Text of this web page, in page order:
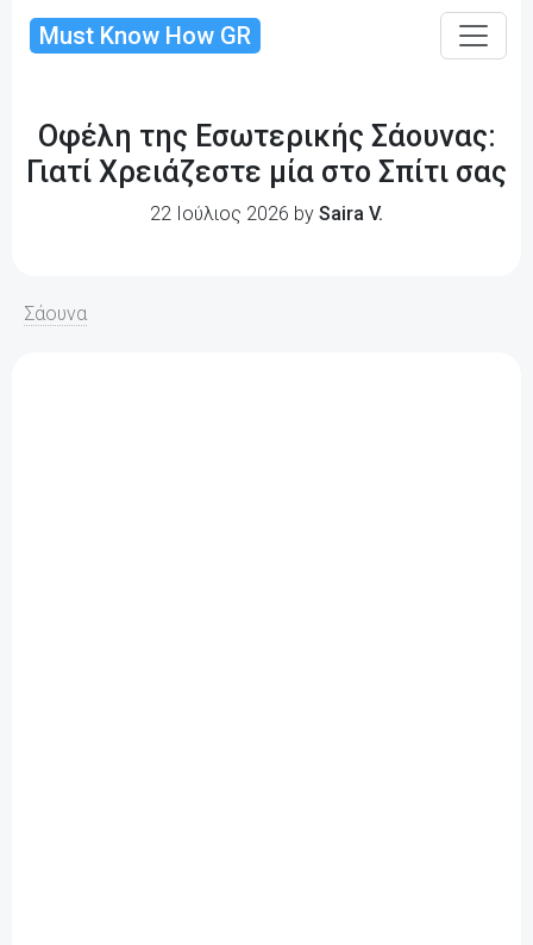
Must Know How GR
Οφέλη της Εσωτερικής Σάουνας:
Γιατί Χρειάζεστε μία στο Σπίτι σας
22 Ιούλιος 2026 by Saira V.
Σάουνα